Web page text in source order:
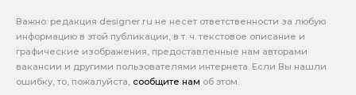
Важно: pедакция designer.ru не несет ответственности за любую
информацию в этой публикации, в т. ч. текстовое описание и
графические изображения, предоставленные нам авторами
вакансии и другими пользователями интернета. Если Вы нашли
ошибку, то, пожалуйста, сообщите нам об этом.